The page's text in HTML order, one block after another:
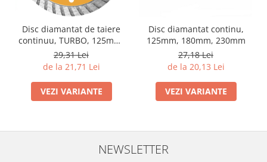
Disc diamantat de taiere
continuu, TURBO, 125mm,
180mm, 230mm
29,31 Lei
de la 21,71 Lei
VEZI VARIANTE
Disc diamantat continu,
125mm, 180mm, 230mm
27,18 Lei
de la 20,13 Lei
VEZI VARIANTE
NEWSLETTER